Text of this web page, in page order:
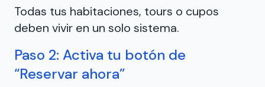
Todas tus habitaciones, tours o cupos
deben vivir en un solo sistema.
Paso 2: Activa tu botón de
“Reservar ahora”